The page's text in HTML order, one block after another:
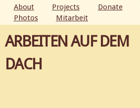
Skip to
main
content
MAIN MENU
About Projects Donate
Photos
Mitarbeit
ARBEITEN AUF DEM
DACH